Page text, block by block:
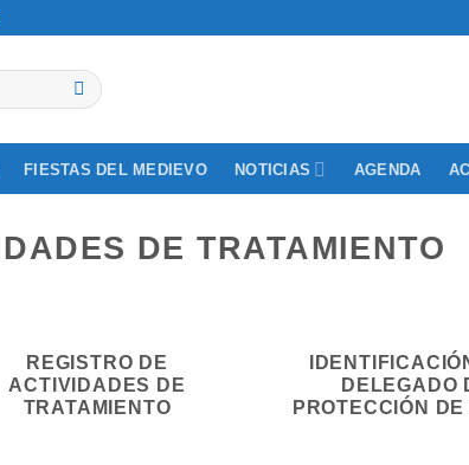
FIESTAS DEL MEDIEVO NOTICIAS AGENDA
DE TRATAMIENTO
REGISTRO DE
ACTIVIDADES DE
TRATAMIENTO
DELEGADO
PROTECCIÓN DE